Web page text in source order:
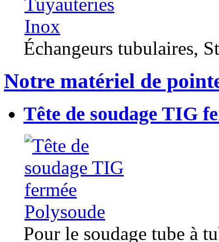
Échangeurs tubulaires,
Notre matériel de
Tête de soudage TIG
Pour le soudage tube à